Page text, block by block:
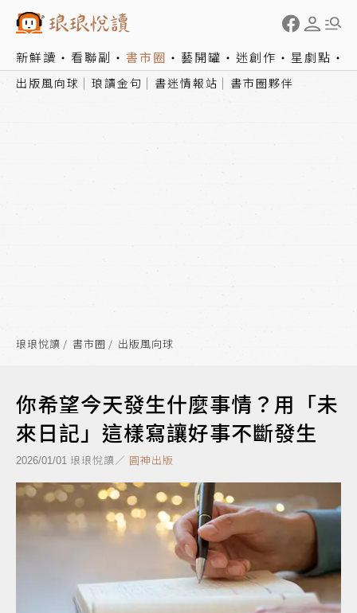
新鮮讀 看聯副 書市圈 藝開罐 迷創作 星劇點
出版風向球 琅讀金句 書迷情報站 書市圈夥伴
琅琅悅讀 書市圈 出版風向球
你希望今天發生什麼事情？用「未
來日記」這樣寫讓好事不斷發生
2026/01/01 琅琅悅讀／ 圓神出版